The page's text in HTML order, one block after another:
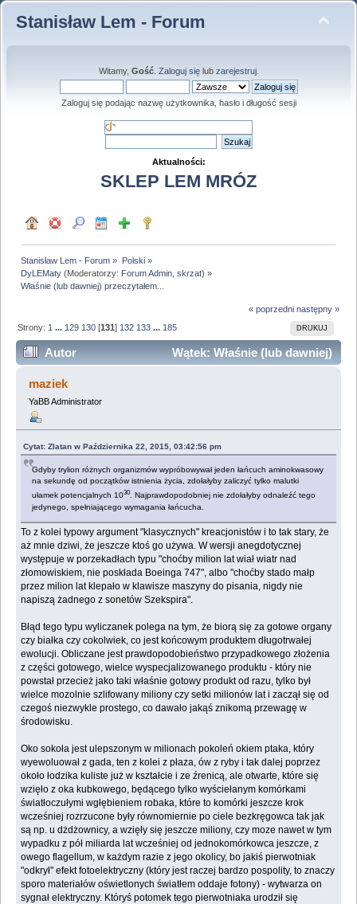
Stanisław Lem - Forum
Witamy, Gość. Zaloguj sięlub zarejestruj.
Zaloguj się podając nazwę użytkownika, hasło i długość sesji
Aktualności:
SKLEP LEM MRÓZ
Stanisław Lem - Forum » Polski»
DyLEMaty (Moderatorzy: Forum Admin ,skrzat) »
Właśnie (lub dawniej) przeczytałem...
« poprzedni następny »
DRUKUJ
Strony: 1 ... 129 130 [131] 132 133 ... 185
Autor
Wątek: Właśnie (lub dawniej)
przeczytałem... (Przeczytany 4220104 razy)
maziek
YaBB Administrator
Cytat: Zlatan w Października 22, 2015, 03:42:56 pm
Gdyby trylion różnych organizmów wypróbowywał jeden łańcuch aminokwasowy
na sekundę od początków istnienia życia, zdołałyby zaliczyć tylko malutki
ułamek potencjalnych 1030. Najprawdopodobniej nie zdołałyby odnaleźć tego
jedynego, spełniającego wymagania łańcucha.
To z kolei typowy argument "klasycznych" kreacjonistów i to tak stary, że
aż mnie dziwi, że jeszcze ktoś go używa. W wersji anegdotycznej
występuje w porzekadłach typu "choćby milion lat wiał wiatr nad
złomowiskiem, nie poskłada Boeinga 747", albo "choćby stado małp
przez milion lat klepało w klawisze maszyny do pisania, nigdy nie
napiszą żadnego z sonetów Szekspira".
Błąd tego typu wyliczanek polega na tym, że biorą się za gotowe organy
czy białka czy cokolwiek, co jest końcowym produktem długotrwałej
ewolucji. Obliczane jest prawdopodobieństwo przypadkowego złożenia
z części gotowego, wielce wyspecjalizowanego produktu - który nie
powstał przecież jako taki właśnie gotowy produkt od razu, tylko był
wielce mozolnie szlifowany miliony czy setki milionów lat i zaczął się od
czegoś niezwykle prostego, co dawało jakąś znikomą przewagę w
środowisku.
Oko sokoła jest ulepszonym w milionach pokoleń okiem ptaka, który
wyewoluował z gada, ten z kolei z płaza, ów z ryby i tak dalej poprzez
około łodzika kuliste już w kształcie i ze źrenicą, ale otwarte, które się
wzięło z oka kubkowego, będącego tylko wyściełanym komórkami
światłoczułymi wgłębieniem robaka, które to komórki jeszcze krok
wcześniej rozrzucone były równomiernie po ciele bezkręgowca tak jak
są np. u dżdżownicy, a wzięły się jeszcze miliony, czy moze nawet w tym
wypadku z pół miliarda lat wcześniej od jednokomórkowca jeszcze, z
owego flagellum, w każdym razie z jego okolicy, bo jakiś pierwotniak
"odkrył" efekt fotoelektryczny (który jest raczej bardzo pospolity, to znaczy
sporo materiałów oświetlonych światłem oddaje fotony) - wytwarza on
sygnał elektryczny. Któryś potomek tego pierwotniaka urodził się